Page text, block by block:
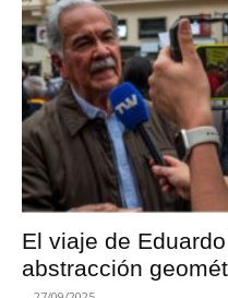
El viaje de
abstracción